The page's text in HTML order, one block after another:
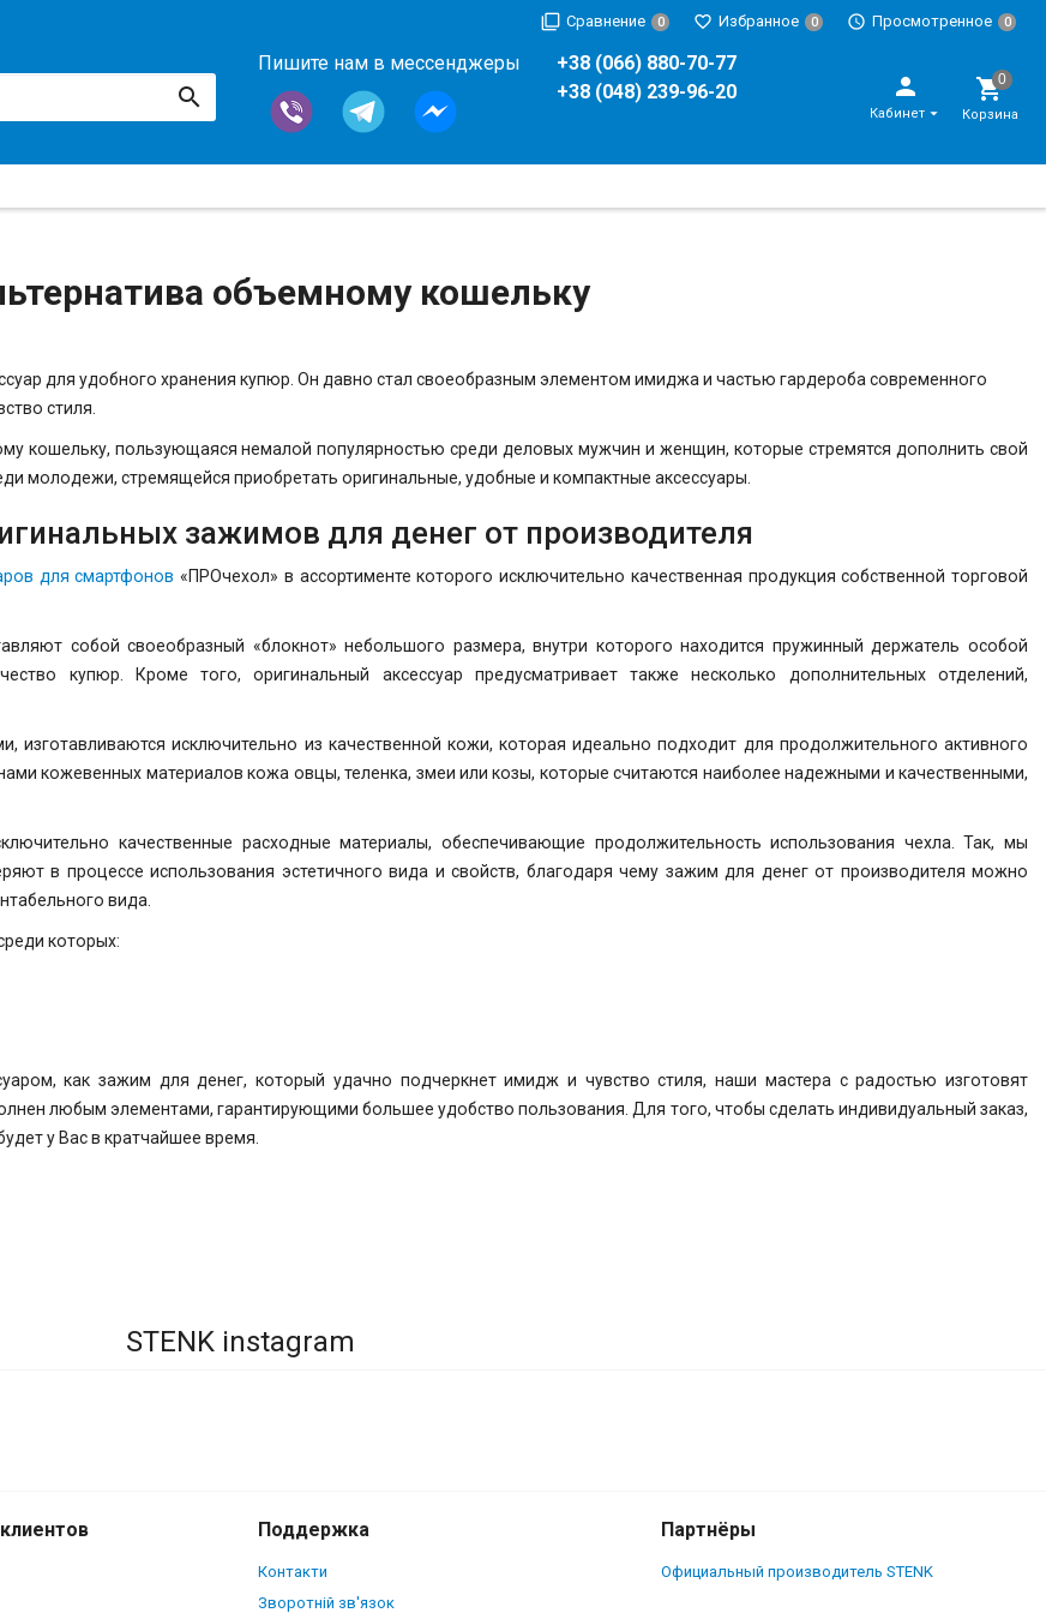
Сравнение 0 Избранное 0 Просмотренное 0
Пишите нам в мессенджеры
+38 (066) 880-70-77
+38 (048) 239-96-20
Кабинет Корзина
объемному кошельку
для удобного хранения купюр. Он давно стал своеобразным элементом имиджа и частью гардероба современного
стиля.
кошельку, пользующаяся немалой популярностью среди деловых мужчин и женщин, которые стремятся дополнить свой
молодежи, стремящейся приобретать оригинальные, удобные и компактные аксессуары.
зажимов для денег от производителя
для смартфонов «ПРОчехол» в ассортименте которого исключительно качественная продукция собственной торговой
собой своеобразный «блокнот» небольшого размера, внутри которого находится пружинный держатель особой
купюр. Кроме того, оригинальный аксессуар предусматривает также несколько дополнительных отделений,
исключительно из качественной кожи, которая идеально подходит для продолжительного активного
кожевенных материалов кожа овцы, теленка, змеи или козы, которые считаются наиболее надежными и качественными,
качественные расходные материалы, обеспечивающие продолжительность использования чехла. Так, мы
в процессе использования эстетичного вида и свойств, благодаря чему зажим для денег от производителя можно
вида.
которых:
как зажим для денег, который удачно подчеркнет имидж и чувство стиля, наши мастера с радостью изготовят
любым элементами, гарантирующими большее удобство пользования. Для того, чтобы сделать индивидуальный заказ,
у Вас в кратчайшее время.
STENK instagram
Поддержка
Контакти
Зворотній зв'язок
Партнёры
Официальный производитель STENK